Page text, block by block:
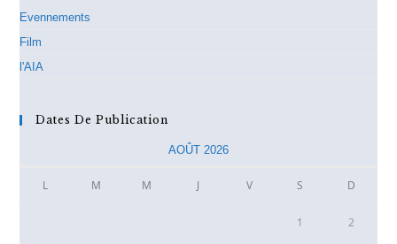
Evennements
Film
l'AIA
Dates De Publication
AOÛT 2026
L M M J V S D
1 2